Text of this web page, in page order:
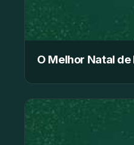
O Melhor Natal